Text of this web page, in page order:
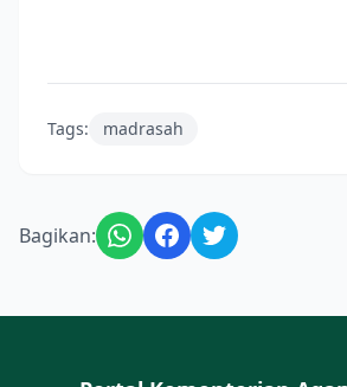
Tags: madrasah
Bagikan: